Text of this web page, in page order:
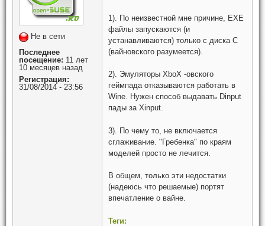
Не в сети
Последнее
посещение: 11 лет
10 месяцев назад
Регистрация:
31/08/2014 - 23:56
1). По неизвестной мне причине, EXE
файлы запускаются (и
устанавливаются) только с диска C
(вайновского разумеется).
2). Эмуляторы XboX -овского
геймпада отказываются работать в
Wine. Нужен способ выдавать Dinput
пады за Xinput.
3). По чему то, не включается
сглаживание. "Гребенка" по краям
моделей просто не лечится.
В общем, только эти недостатки
(надеюсь что решаемые) портят
впечатление о вайне.
Теги: